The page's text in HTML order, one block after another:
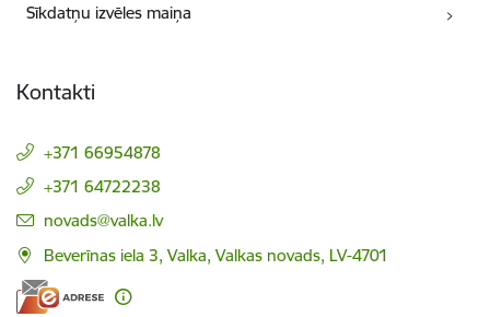
Sīkdatņu izvēles maiņa
Kontakti
+371 66954878
+371 64722238
E-pasts:
novads@valka.lv
Beverīnas iela 3, Valka, Valkas novads, LV-4701